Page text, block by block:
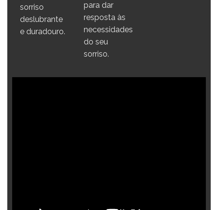
sorriso
deslubrante
e duradouro.
para dar
resposta às
necessidades
do seu
sorriso.